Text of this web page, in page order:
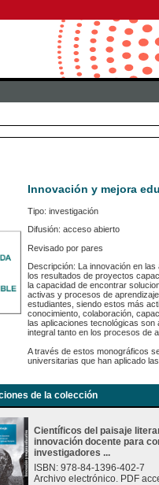
Innovación y mejora
Tipo: investigación
Difusión: acceso abierto
Revisado por pares
Descripción: La innovación en
los resultados de proyectos
la capacidad de encontrar
activas y procesos de
estudiantes, siendo estos más
conocimiento, colaboración,
las aplicaciones tecnológicas
integral tanto en los procesos de
A través de estos monográficos
universitarias que han aplicado
de la colección
Científicos del paisaje
innovación docente para
investigadores ...
ISBN: 978-84-1396-402-7
Archivo electrónico. PDF